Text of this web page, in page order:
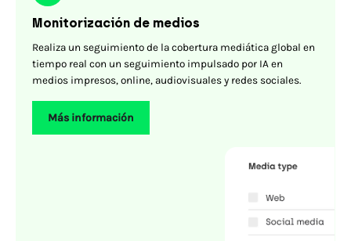
Monitorización de medios
Realiza un seguimiento de la cobertura mediática global en
tiempo real con un seguimiento impulsado por IA en
medios impresos, online, audiovisuales y redes sociales.
Más información